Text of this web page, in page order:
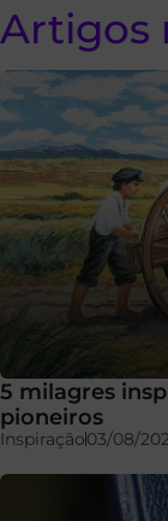
Artigos
5 milagres
pioneiros
Inspiração03/08/